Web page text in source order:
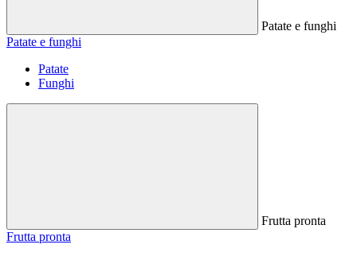
Patate e funghi
Patate e funghi
Patate
Funghi
Frutta pronta
Frutta pronta